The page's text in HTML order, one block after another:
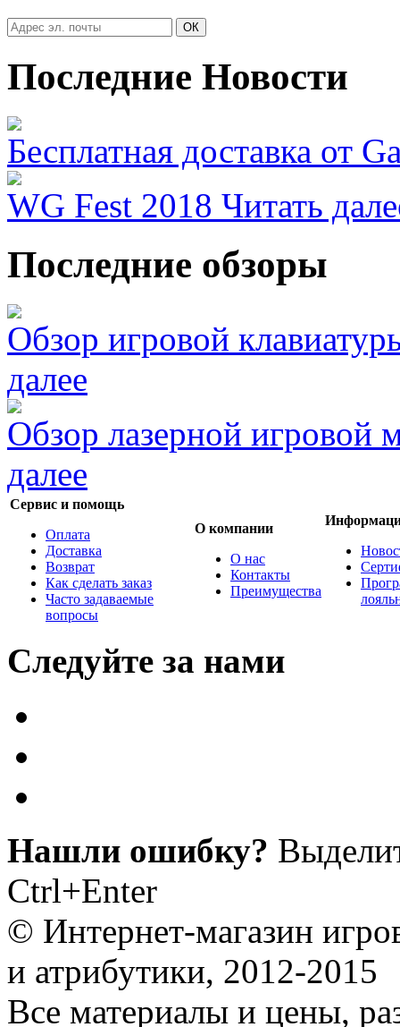
Последние Новости
Бесплатная доставка от
WG Fest 2018 Читать
Последние обзоры
Обзор игровой
далее
Обзор лазерной
далее
Сервис и помощь
Оплата
Доставка
Возврат
Как сделать заказ
Часто задаваемые
вопросы
О компании
О нас
Контакты
Преимущества
Следуйте за нами
Нашли ошибку?
Ctrl+Enter
© Интернет-магазин
и атрибутики, 2012-2015
Все материалы и цены,